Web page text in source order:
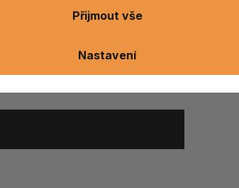
. Obsahuje předměty inspirované
Nastavení
Přijmout vše